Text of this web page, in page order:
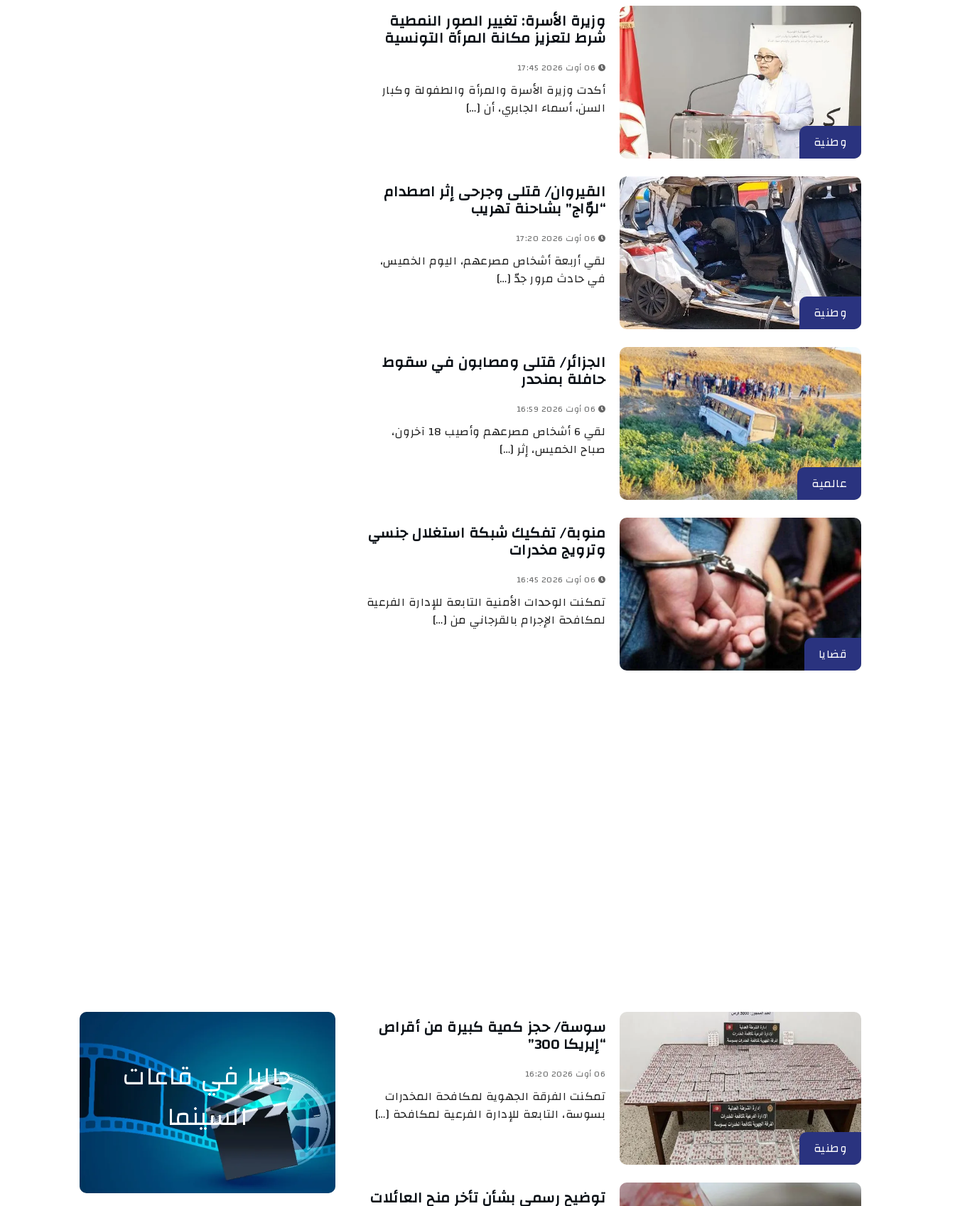
وطنية
وزيرة الأسرة: تغيير الصور النمطية
شرط لتعزيز مكانة المرأة التونسية
أكدت وزيرة الأسرة والمرأة والطفولة وكبار
السن، أسماء الجابري، أن […]
وطنية
القيروان/ قتلى وجرحى إثر اصطدام
“لوّاج” بشاحنة تهريب
لقي أربعة أشخاص مصرعهم، اليوم الخميس،
في حادث مرور جدّ […]
عالمية
الجزائر/ قتلى ومصابون في سقوط
حافلة بمنحدر
لقي 6 أشخاص مصرعهم وأصيب 18 آخرون،
صباح الخميس، إثر […]
قضايا
منوبة/ تفكيك شبكة استغلال جنسي
وترويج مخدرات
تمكنت الوحدات الأمنية التابعة للإدارة الفرعية
لمكافحة الإجرام بالقرجاني من […]
وطنية
سوسة/ حجز كمية كبيرة من أقراص
“إيريكا 300”
06 أوت 2026 16:20
تمكنت الفرقة الجهوية لمكافحة المخدرات
بسوسة، التابعة للإدارة الفرعية لمكافحة […]
توضيح رسمي بشأن تأخر منح العائلات
حاليا في قاعات
السينما